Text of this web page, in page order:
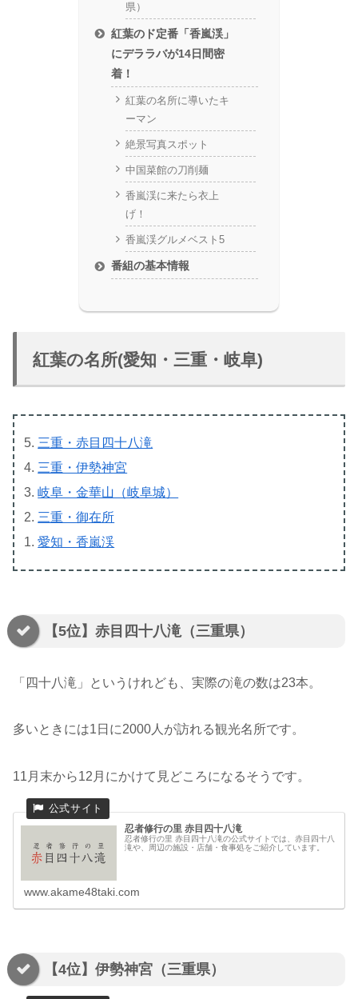
県）
紅葉のド定番「香嵐渓」
にデララバが14日間密
着！
紅葉の名所に導いたキ
ーマン
絶景写真スポット
中国菜館の刀削麺
香嵐渓に来たら衣上
げ！
香嵐渓グルメベスト5
番組の基本情報
紅葉の名所(愛知・三重・岐阜)
三重・赤目四十八滝
三重・伊勢神宮
岐阜・金華山（岐阜城）
三重・御在所
愛知・香嵐渓
【5位】赤目四十八滝（三重県）
「四十八滝」というけれども、実際の滝の数は23本。
多いときには1日に2000人が訪れる観光名所です。
11月末から12月にかけて見どころになるそうです。
忍者修行の里 赤目四十八滝
忍者修行の里 赤目四十八滝の公式サイトでは、赤目四十八
滝や、周辺の施設・店舗・食事処をご紹介しています。
www.akame48taki.com
【4位】伊勢神宮（三重県）